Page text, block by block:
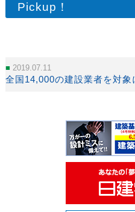
Pickup！
2019.07.11
全国14,000の建設業者を対